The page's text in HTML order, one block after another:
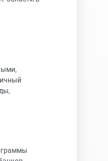
часы, браслеты